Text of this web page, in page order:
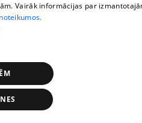
Magoni uz Kurzemes
Vairāk informācijas par